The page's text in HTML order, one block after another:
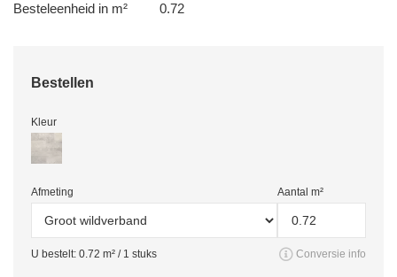
Besteleenheid in m²
0.72
Bestellen
Kleur
Afmeting Aantal m²
U bestelt: 0.72 m² / 1 stuks Conversie info